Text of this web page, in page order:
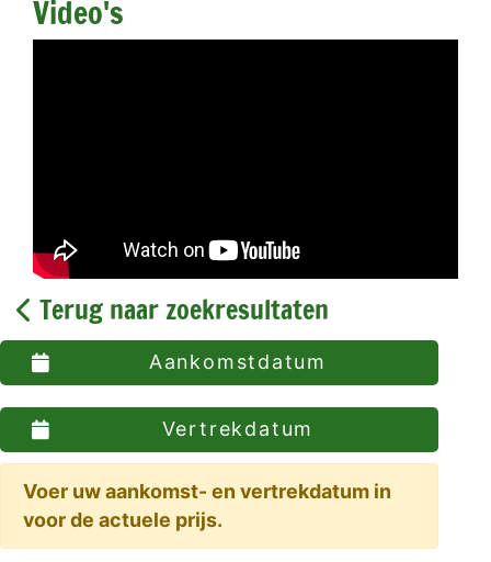
Video's
Terug naar zoekresultaten
Aankomstdatum
Vertrekdatum
Voer uw aankomst- en vertrekdatum in
voor de actuele prijs.